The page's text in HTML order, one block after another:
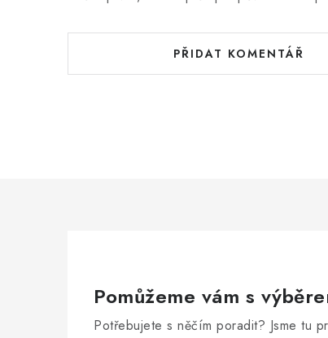
PŘIDAT KOMENTÁŘ
Pomůžeme vám s
Potřebujete s něčím poradit? Jsme tu